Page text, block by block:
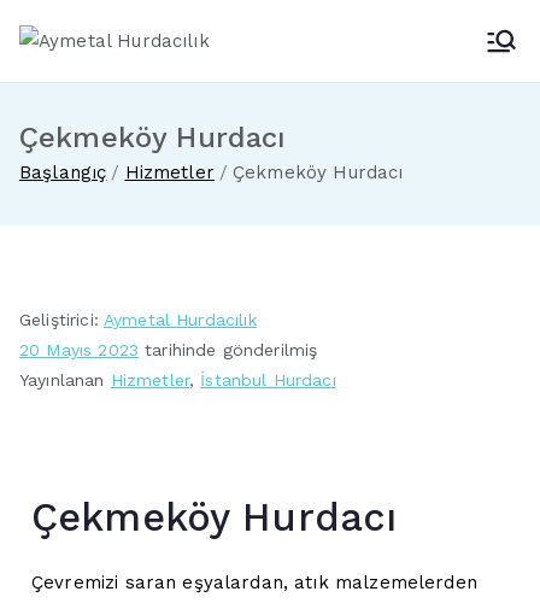
Çekmeköy Hurdacı
Başlangıç Hizmetler Çekmeköy Hurdacı
Geliştirici: Aymetal Hurdacılık
20 Mayıs 2023 tarihinde gönderilmiş
Yayınlanan Hizmetler, İstanbul Hurdacı
Çekmeköy Hurdacı
Çevremizi saran eşyalardan, atık malzemelerden